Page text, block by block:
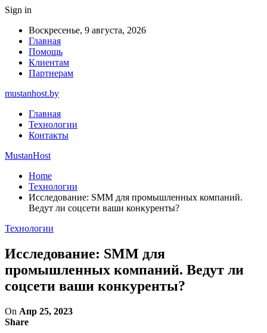
Sign in
Воскресенье, 9 августа, 2026
Главная
Помощь
Клиентам
Партнерам
mustanhost.by
Главная
Технологии
Контакты
MustanHost
Home
Технологии
Исследование: SMM для промышленных компаний.
Ведут ли соцсети ваши конкуренты?
Технологии
Исследование: SMM для
промышленных компаний. Ведут ли
соцсети ваши конкуренты?
On Апр 25, 2023
Share